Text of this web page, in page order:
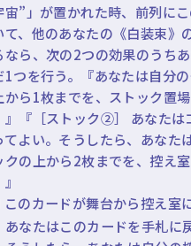
宙”」が置かれた時、前列に
て、他のあなたの《白装束》
なら、次の2つの効果のうち
1つを行う。『あなたは自分
から1枚までを、ストック置
』『［ストック②］ あなたは
てよい。そうしたら、あなた
クの上から2枚までを、控え
このカードが舞台から控え室
あなたはこのカードを手札に